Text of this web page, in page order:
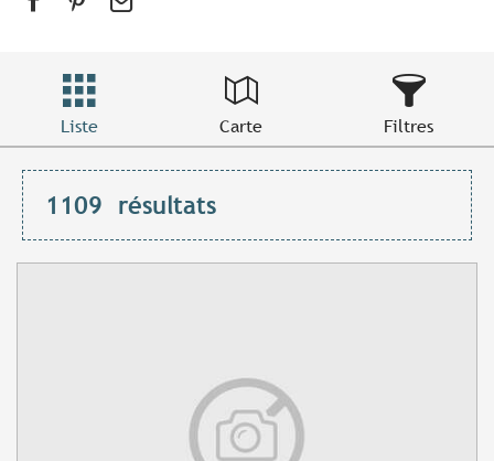
Liste Carte Filtres
1109 résultats